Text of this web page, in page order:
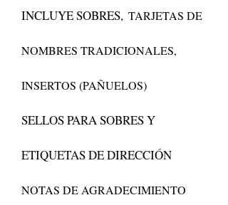
INCLUYE SOBRES, TARJETAS DE
NOMBRES TRADICIONALES,
INSERTOS (PAÑUELOS)
SELLOS PARA SOBRES Y
ETIQUETAS DE DIRECCIÓN
NOTAS DE AGRADECIMIENTO